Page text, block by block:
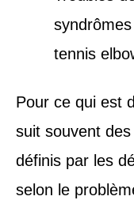
tennis
Pour ce qui est
suit souvent
définis par les
selon le